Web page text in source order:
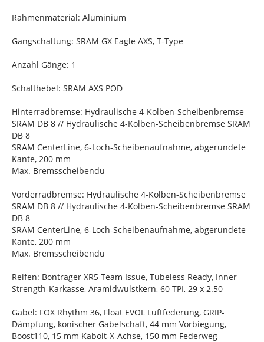
Rahmenmaterial: Aluminium
Gangschaltung: SRAM GX Eagle AXS, T-Type
Anzahl Gänge: 1
Schalthebel: SRAM AXS POD
Hinterradbremse: Hydraulische 4-Kolben-Scheibenbremse
SRAM DB 8 // Hydraulische 4-Kolben-Scheibenbremse SRAM
DB 8
SRAM CenterLine, 6-Loch-Scheibenaufnahme, abgerundete
Kante, 200 mm
Max. Bremsscheibendu
Vorderradbremse: Hydraulische 4-Kolben-Scheibenbremse
SRAM DB 8 // Hydraulische 4-Kolben-Scheibenbremse SRAM
DB 8
SRAM CenterLine, 6-Loch-Scheibenaufnahme, abgerundete
Kante, 200 mm
Max. Bremsscheibendu
Reifen: Bontrager XR5 Team Issue, Tubeless Ready, Inner
Strength-Karkasse, Aramidwulstkern, 60 TPI, 29 x 2.50
Gabel: FOX Rhythm 36, Float EVOL Luftfederung, GRIP-
Dämpfung, konischer Gabelschaft, 44 mm Vorbiegung,
Boost110, 15 mm Kabolt-X-Achse, 150 mm Federweg